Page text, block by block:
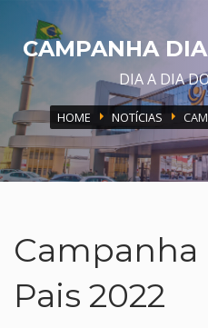
CAMPANHA
DIA A DIA
HOME NOTÍCIAS
Campanha
Pais 2022